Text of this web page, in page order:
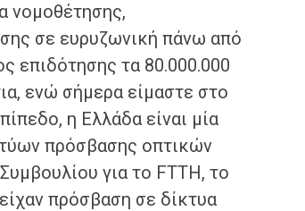
νομοθέτησης,
σε ευρυζωνική πάνω από
επιδότησης τα 80.000.000
ενώ σήμερα είμαστε στο
η Ελλάδα είναι μία
πρόσβασης οπτικών
για το FTTH, το
πρόσβαση σε δίκτυα